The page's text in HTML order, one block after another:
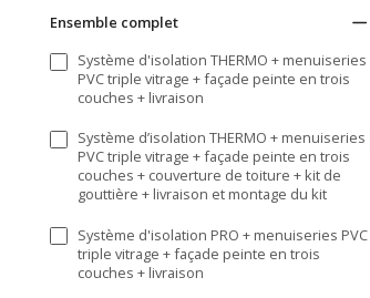
Ensemble complet
Système d'isolation THERMO + menuiseries
PVC triple vitrage + façade peinte en trois
couches + livraison
Système d’isolation THERMO + menuiseries
PVC triple vitrage + façade peinte en trois
couches + couverture de toiture + kit de
gouttière + livraison et montage du kit
Système d'isolation PRO + menuiseries PVC
triple vitrage + façade peinte en trois
couches + livraison